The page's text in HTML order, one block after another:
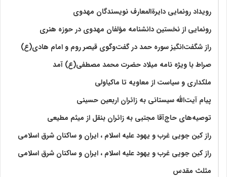
رویداد رونمایی دایرةالمعارف نویسندگان مهدوی
رونمایی از نخستین دانشنامه مؤلفان مهدوی در حوزه هنری
راز شگفت‌انگیز سوره حمد در گفت‌وگوی قیصر روم و امام هادی(ع)
صراط با ویژه نامه میلاد حضرت محمد مصطفی(ع) آمد
ملکداری و سیاست از معاویه تا ماکیاولی
پیام آیت‌الله سیستانی به زائران اربعین حسینی
توصیه‌های حاج‌آقا مجتبی به زائران بنقل از میثم مطیعی
راز کین جویی غرب و یهود علیه اسلام ، ایران و ساکنان شرق اسلامی
راز کین جویی غرب و یهود علیه اسلام ، ایران و ساکنان شرق اسلامی
مثلث مقدس